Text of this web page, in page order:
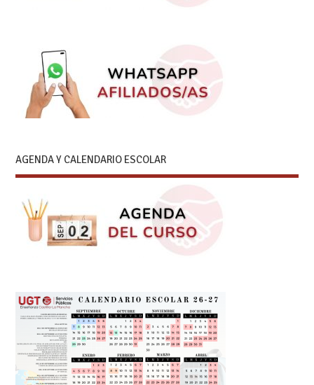
AGENDA Y CALENDARIO ESCOLAR